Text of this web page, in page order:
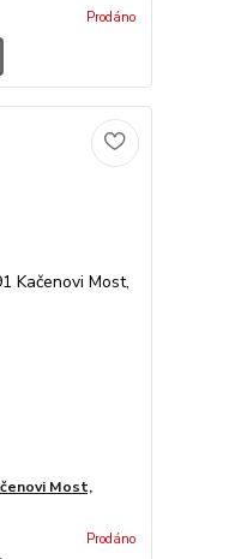
Prodáno
Most,
Prodáno